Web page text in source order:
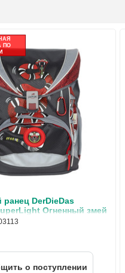
ПО
DerDieDas
Огненный змей
8403113
о поступлении